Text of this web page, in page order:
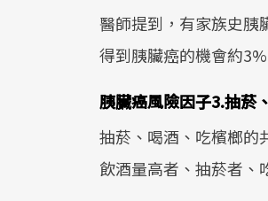
醫師提到，有家族史胰
得到胰臟癌的機會約
胰臟癌風險因子3.抽菸
抽菸、喝酒、吃檳榔的
飲酒量高者、抽菸者、